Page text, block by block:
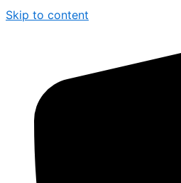
Skip to content